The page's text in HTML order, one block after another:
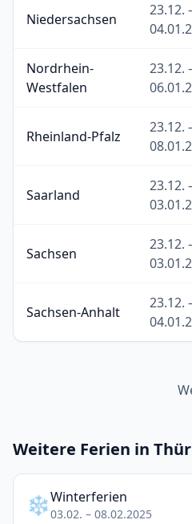
Niedersachsen
23.12.
Nordrhein-
Westfalen
23.12.
Rheinland-Pfalz
23.12.
Saarland
23.12.
Sachsen
23.12.
Sachsen-Anhalt
23.12.
Weitere Ferien in
❄️Winterferien
03.02. – 08.02.2025